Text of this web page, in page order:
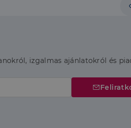
izgalmas ajánlatokról és
minden
valós